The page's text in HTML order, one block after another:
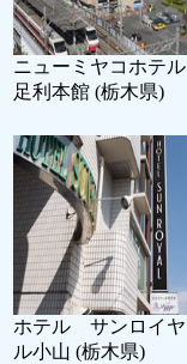
ニューミヤコホテル
足利本館 (栃木県)
ホテル サンロイヤ
ル小山 (栃木県)